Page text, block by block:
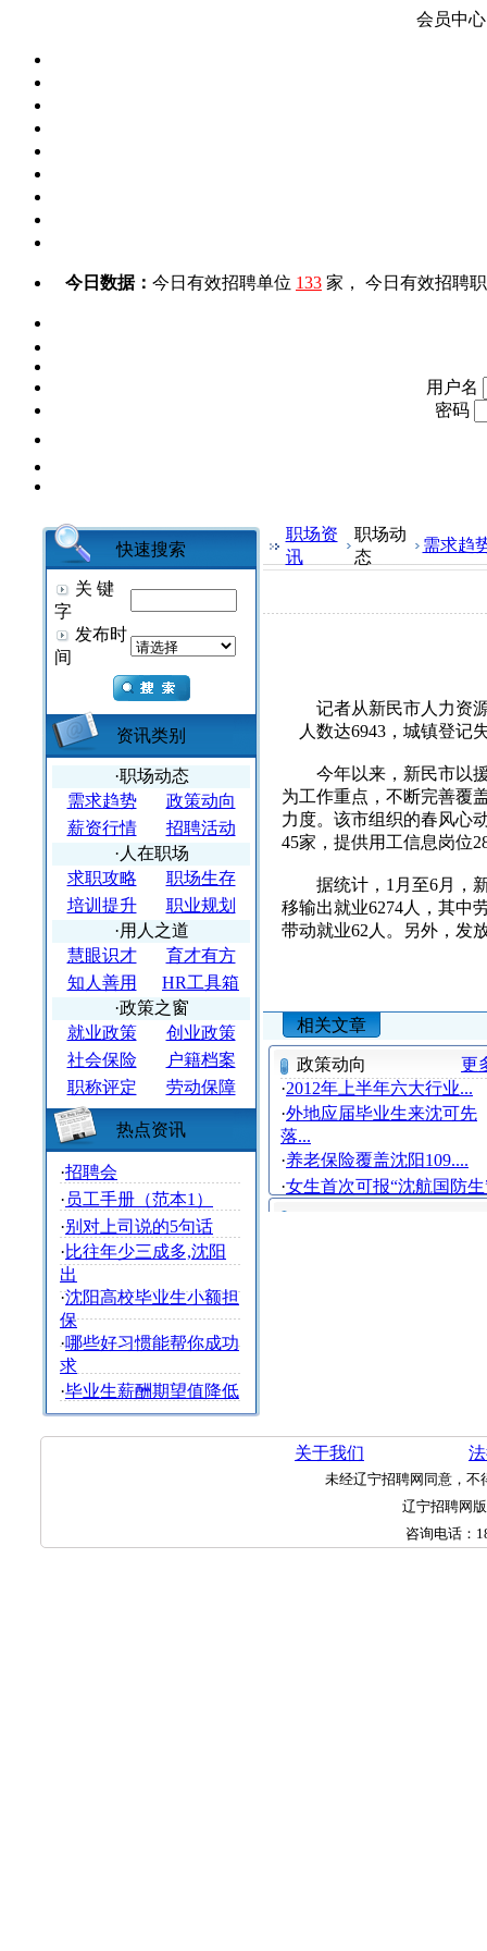
会员中心
今日数据： 今日有效招聘单位 133 家， 今日有效招聘
用户名
密码
快速搜索
关 键
字
发布时
间
资讯类别
·职场动态
需求趋势
政策动向
薪资行情
招聘活动
·人在职场
求职攻略
职场生存
培训提升
职业规划
·用人之道
慧眼识才
育才有方
知人善用
HR工具箱
·政策之窗
就业政策
创业政策
社会保险
户籍档案
职称评定
劳动保障
热点资讯
·招聘会
· 员工手册（范本1）
·别对上司说的5句话
·比往年少三成多,沈阳
出
·沈阳高校毕业生小额担
保
·哪些好习惯能帮你成功
求
·毕业生薪酬期望值降低
职场资
讯
职场动
态
需求趋
记者从新民市人力资
人数达6943，城镇登记
今年以来，新民市以援
为工作重点，不断完善覆
力度。该市组织的春风心
45家，提供用工信息岗位
据统计，1月至6月，新
移输出就业6274人，其中
带动就业62人。另外，发
相关文章
政策动向
更
·2012年上半年六大行业...
·外地应届毕业生来沈可先
落...
·养老保险覆盖沈阳109....
·女生首次可报“沈航国防生
关于我们
未经辽宁招聘网同意，不
辽宁招聘网
咨询电话：